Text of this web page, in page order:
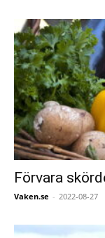
Förvara
Vaken.se - 2022-08-27